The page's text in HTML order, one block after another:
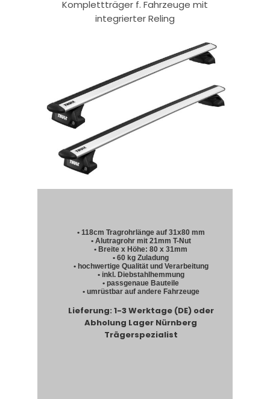
Komplettträger f. Fahrzeuge mit
integrierter Reling
• 118cm Tragrohrlänge auf 31x80 mm
• Alutragrohr mit 21mm T-Nut
• Breite x Höhe: 80 x 31mm
• 60 kg Zuladung
• hochwertige Qualität und Verarbeitung
• inkl. Diebstahlhemmung
• passgenaue Bauteile
• umrüstbar auf andere Fahrzeuge
Lieferung: 1-3 Werktage (DE) oder
Abholung Lager Nürnberg
Trägerspezialist